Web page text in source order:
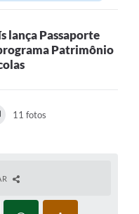
lança Passaporte
Patrimônio
11 fotos